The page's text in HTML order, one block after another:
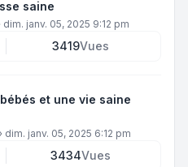
saine
dim. janv. 05, 2025 9:12 pm
3419Vues
et une vie saine
dim. janv. 05, 2025 6:12 pm
3434Vues